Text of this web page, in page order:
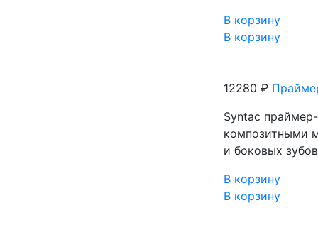
В корзину
В корзину
12280 ₽
Syntaс
композитными
и боковых
В корзину
В корзину